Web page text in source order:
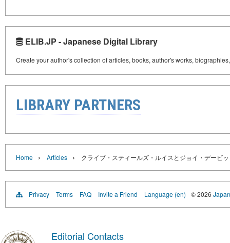
ELIB.JP - Japanese Digital Library
Create your author's collection of articles, books, author's works,
LIBRARY PARTNERS
Home › Articles › クライブ・スティールズ・ルイスとジョイ・デービ
Privacy Terms FAQ Invite a Friend Language (en) © 2026
Editorial Contacts